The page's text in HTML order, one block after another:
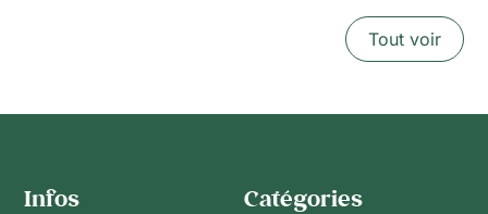
Tout voir
Infos Catégories